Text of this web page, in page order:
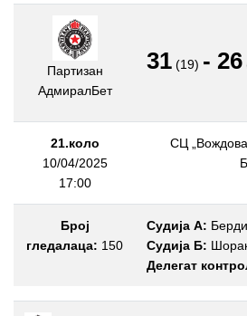
Партизан
АдмиралБет
31 (19) - 26
21.коло
10/04/2025
17:00
СЦ
Број
гледалаца: 150
Судија А:
Судија Б:
Делегат